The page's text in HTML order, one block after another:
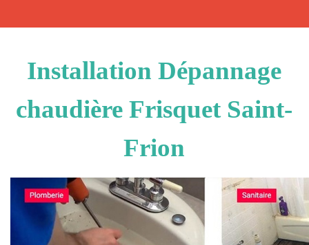
Installation Dépannage
chaudière Frisquet Saint-
Frion